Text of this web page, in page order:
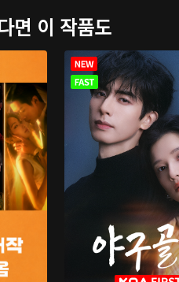
면 이 작품도